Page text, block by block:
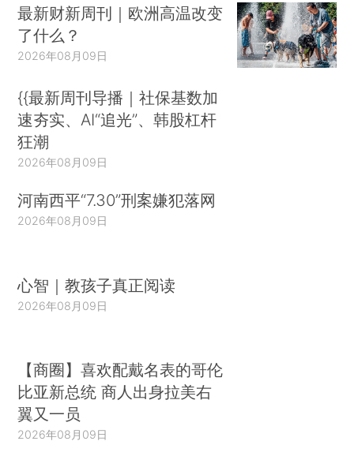
最新财新周刊｜欧洲高温改变
了什么？
2026年08月09日
{{最新周刊导播｜社保基数加
速夯实、AI“追光”、韩股杠杆
狂潮
2026年08月09日
河南西平“7.30”刑案嫌犯落网
2026年08月09日
心智｜教孩子真正阅读
2026年08月09日
【商圈】喜欢配戴名表的哥伦
比亚新总统 商人出身拉美右
翼又一员
2026年08月09日